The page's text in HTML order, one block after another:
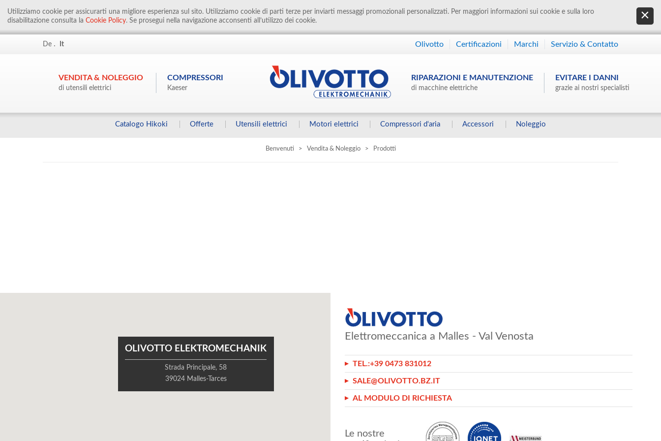
Utilizziamo cookie per assicurarti una migliore esperienza sul sito. Utilizziamo cookie di parti terze per inviarti messaggi promozionali personalizzati. Per maggiori informazioni sui cookie e sulla loro
disabilitazione consulta la Cookie Policy. Se prosegui nella navigazione acconsenti all’utilizzo dei cookie.
De . It
VENDITA & NOLEGGIO
di utensili elettrici
Catalogo Hikoki Offerte Utensili elettrici Motori elettrici Compressori d‘aria Accessori Noleggio
COMPRESSORI
Kaeser
RIPARAZIONI E MANUTENZIONE
di macchine elettriche
EVITARE I DANNI
grazie ai nostri specialisti
Olivotto Certificazioni Marchi Servizio & Contatto
Benvenuti > Vendita & Noleggio > Prodotti
OLIVOTTO ELEKTROMECHANIK
Strada Principale, 58
39024 Malles-Tarces
Elettromeccanica a Malles - Val Venosta
TEL.:+39 0473 831012
SALE@OLIVOTTO.BZ.IT
AL MODULO DI RICHIESTA
Le nostre